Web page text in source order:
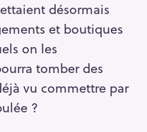
désormais
et boutiques
on les
tomber des
vu commettre par
?